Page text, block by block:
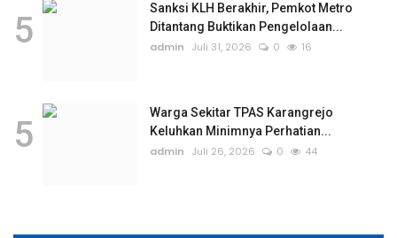
5
Sanksi KLH Berakhir, Pemkot Metro
Ditantang Buktikan Pengelolaan...
admin
Juli 31, 2026 0 16
5
Warga Sekitar TPAS Karangrejo
Keluhkan Minimnya Perhatian...
admin
Juli 26, 2026 0 44